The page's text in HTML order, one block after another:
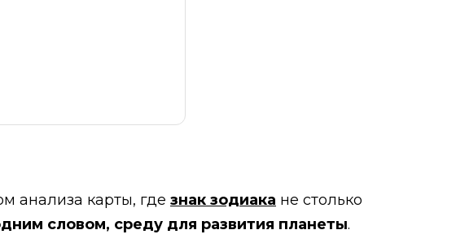
анализа карты, где знак зодиака не столько
словом, среду для развития планеты.